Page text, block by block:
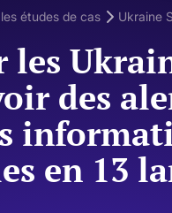
études de cas Ukraine
les
des
en 13